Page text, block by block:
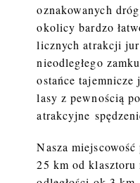
oznakowanych
okolicy bardzo
licznych atrakcji
nieodległego
ostańce
lasy z pewnością
atrakcyjne
Nasza miejscowość
25 km od klasztoru